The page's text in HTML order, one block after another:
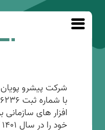
شرکت پیشرو پویان
افزار های سازمانی